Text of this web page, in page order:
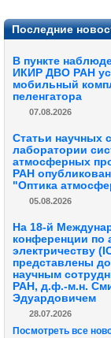
Последние
В пункте
ИКИР ДВО РАН
мобильный
пеленгатора
07.08.2026
Статьи научных
лаборатории
атмосферных
РАН
"Оптика
05.08.2026
На 18-й
конференции по
электричеству
представлены
научным
РАН, д.ф.-м.н.
Эдуардовичем
28.07.2026
Посмотреть все